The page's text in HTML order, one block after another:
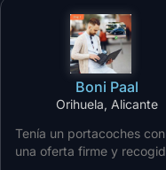
Boni Paal
Orihuela, Alicante
Tenía un portacoches
una oferta firme y